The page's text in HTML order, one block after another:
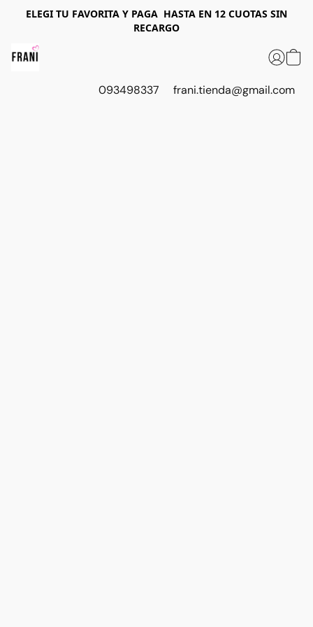
ELEGI T U FAVORITA Y PAGA HASTA EN 12 CUOTAS SIN
RECARGO
093498337 frani.tienda@gmail.com